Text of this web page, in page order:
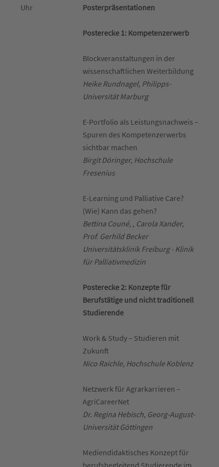
Uhr
Posterpräsentationen
Posterecke 1: Kompetenzerwerb
Blockveranstaltungen in der
wissenschaftlichen Weiterbildung
Heike Rundnagel, Philipps-
Universität Marburg
E-Portfolio als Leistungsnachweis –
Spuren des Kompetenzerwerbs
sichtbar machen
Birgit Döringer, Hochschule
Fresenius
E-Learning und Palliative Care?
(Wie) Kann das gehen?
Bettina Couné, , Carola Xander,
Prof. Gerhild Becker
Universitätsklinik Freiburg - Klinik
für Palliativmedizin
Posterecke 2: Konzepte für
Berufstätige und nicht traditionell
Studierende
Work & Study – Studieren mit
Zukunft
Nico Raichle, Hochschule Koblenz
Netzwerk für Agrarkarrieren –
AgriCareerNet
Dr. Regina Hebisch, Georg-August-
Universität Göttingen
Mediendidaktisches Konzept für
berufsbegleitend Studierende im